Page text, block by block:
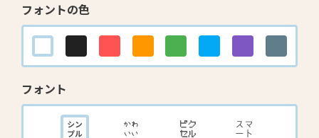
フォントの色
フォント